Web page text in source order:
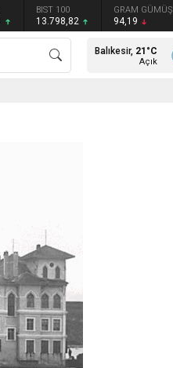
BIST 100
13.798,82
GRAM GÜMÜŞ
94,19
Balıkesir, 21 °C
Açık